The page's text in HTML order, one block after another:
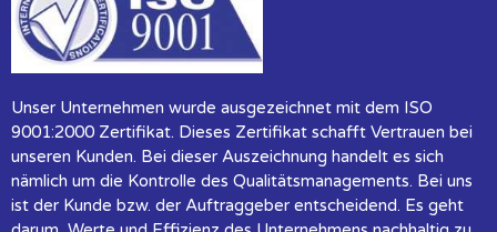
Unser Unternehmen wurde ausgezeichnet mit dem ISO
9001:2000 Zertifikat. Dieses Zertifikat schafft Vertrauen bei
unseren Kunden. Bei dieser Auszeichnung handelt es sich
nämlich um die Kontrolle des Qualitätsmanagements. Bei uns
ist der Kunde bzw. der Auftraggeber entscheidend. Es geht